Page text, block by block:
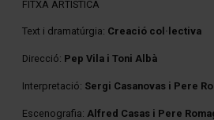
FITXA ARTÍSTICA
Text i dramatúrgia: Creació col·lectiva
Direcció: Pep Vila i Toni Albà
Interpretació: Sergi Casanovas i Pere
Escenografia: Alfred Casas i Pere